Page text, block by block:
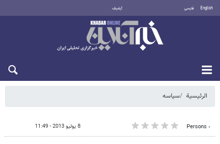
English فارسی أرشيف
الرئيسية سیاسه
٠ Persons 8 يوليو 2013 - 11:49